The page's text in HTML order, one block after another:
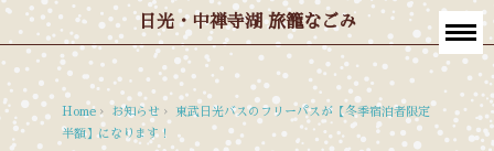
日光・中禅寺湖 旅籠なごみ
Home › お知らせ ›
東武日光バスのフリーパスが【冬季宿泊者限定
半額】になります！